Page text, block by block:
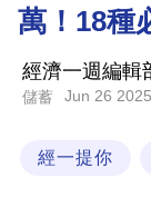
科
萬！18種
經濟一週編輯
儲蓄 Jun 26 2025
經一提你